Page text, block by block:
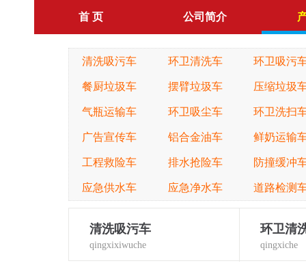
首 页 公司简介
清洗吸污车 环卫清洗车 环卫吸污
餐厨垃圾车 摆臂垃圾车 压缩垃圾
气瓶运输车 环卫吸尘车 环卫洗扫
广告宣传车 铝合金油车 鲜奶运输
工程救险车 排水抢险车 防撞缓冲
应急供水车 应急净水车 道路检测
清洗吸污车
qingxixiwuche
环卫清
qingxiche